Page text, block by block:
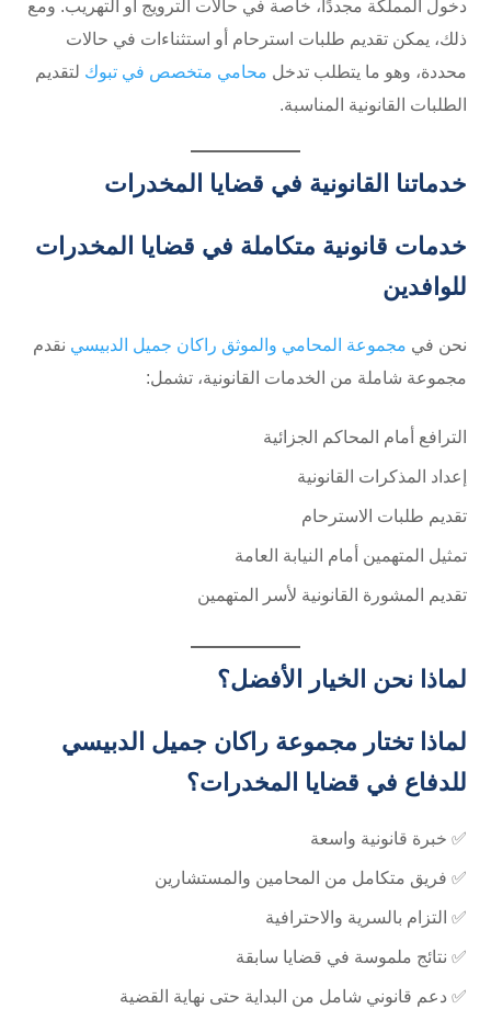
دخول المملكة مجددًا، خاصة في حالات الترويج أو التهريب. ومع
ذلك، يمكن تقديم طلبات استرحام أو استثناءات في حالات
محددة، وهو ما يتطلب تدخل محامي متخصص في تبوك لتقديم
الطلبات القانونية المناسبة.
خدماتنا القانونية في قضايا المخدرات
خدمات قانونية متكاملة في قضايا المخدرات
للوافدين
نحن في مجموعة المحامي والموثق راكان جميل الدبيسي نقدم
مجموعة شاملة من الخدمات القانونية، تشمل:
الترافع أمام المحاكم الجزائية
إعداد المذكرات القانونية
تقديم طلبات الاسترحام
تمثيل المتهمين أمام النيابة العامة
تقديم المشورة القانونية لأسر المتهمين
لماذا نحن الخيار الأفضل؟
لماذا تختار مجموعة راكان جميل الدبيسي
للدفاع في قضايا المخدرات؟
✅ خبرة قانونية واسعة
✅ فريق متكامل من المحامين والمستشارين
✅ التزام بالسرية والاحترافية
✅ نتائج ملموسة في قضايا سابقة
✅ دعم قانوني شامل من البداية حتى نهاية القضية